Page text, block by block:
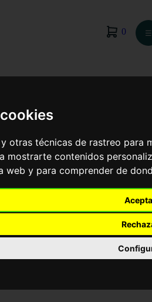
otras técnicas de rastreo para
mostrarte contenidos
web y para comprender de
0 ☰